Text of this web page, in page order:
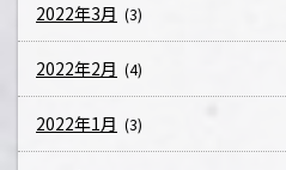
2022年3月 (3)
2022年2月 (4)
2022年1月 (3)